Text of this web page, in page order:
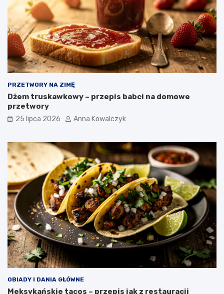
PRZETWORY NA ZIMĘ
Dżem truskawkowy – przepis babci na domowe
przetwory
25 lipca 2026 Anna Kowalczyk
OBIADY I DANIA GŁÓWNE
Meksykańskie tacos – przepis jak z restauracji